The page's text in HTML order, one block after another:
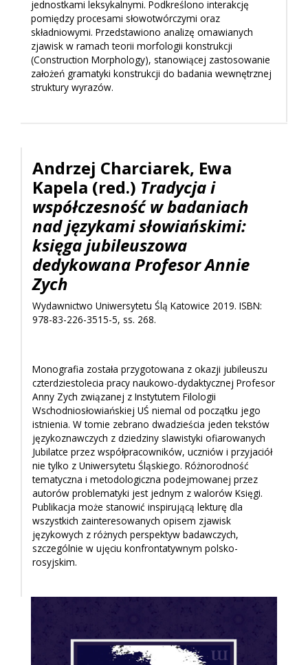
jednostkami leksykalnymi. Podkreślono interakcję
pomiędzy procesami słowotwórczymi oraz
składniowymi. Przedstawiono analizę omawianych
zjawisk w ramach teorii morfologii konstrukcji
(Construction Morphology), stanowiącej zastosowanie
założeń gramatyki konstrukcji do badania wewnętrznej
struktury wyrazów.
Andrzej Charciarek, Ewa
Kapela (red.) Tradycja i
współczesność w badaniach
nad językami słowiańskimi:
księga jubileuszowa
dedykowana Profesor Annie
Zych
Wydawnictwo Uniwersytetu Ślą Katowice 2019. ISBN:
978-83-226-3515-5, ss. 268.
Monografia została przygotowana z okazji jubileuszu
czterdziestolecia pracy naukowo-dydaktycznej Profesor
Anny Zych związanej z Instytutem Filologii
Wschodniosłowiańskiej UŚ niemal od początku jego
istnienia. W tomie zebrano dwadzieścia jeden tekstów
językoznawczych z dziedziny slawistyki ofiarowanych
Jubilatce przez współpracowników, uczniów i przyjaciół
nie tylko z Uniwersytetu Śląskiego. Różnorodność
tematyczna i metodologiczna podejmowanej przez
autorów problematyki jest jednym z walorów Księgi.
Publikacja może stanowić inspirującą lekturę dla
wszystkich zainteresowanych opisem zjawisk
językowych z różnych perspektyw badawczych,
szczególnie w ujęciu konfrontatywnym polsko-
rosyjskim.